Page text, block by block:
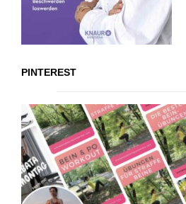
PINTEREST